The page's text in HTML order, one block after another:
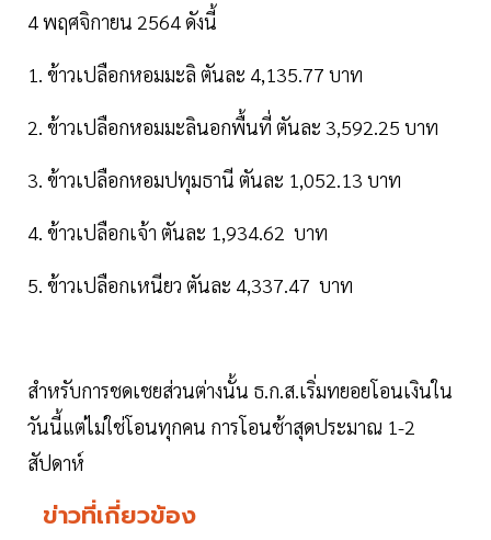
4 พฤศจิกายน 2564 ดังนี้
1. ข้าวเปลือกหอมมะลิ ตันละ 4,135.77 บาท
2. ข้าวเปลือกหอมมะลินอกพื้นที่ ตันละ 3,592.25 บาท
3. ข้าวเปลือกหอมปทุมธานี ตันละ 1,052.13 บาท
4. ข้าวเปลือกเจ้า ตันละ 1,934.62 บาท
5. ข้าวเปลือกเหนียว ตันละ 4,337.47 บาท
สำหรับการชดเชยส่วนต่างนั้น ธ.ก.ส.เริ่มทยอยโอนเงินใน
วันนี้แต่ไม่ใช่โอนทุกคน การโอนช้าสุดประมาณ 1-2
สัปดาห์
ข่าวที่เกี่ยวข้อง